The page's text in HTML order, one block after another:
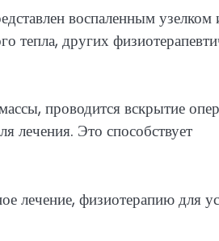
воспаленным узелком
тепла, других
проводится вскрытие
лечения. Это способствует
лечение, физиотерапию для